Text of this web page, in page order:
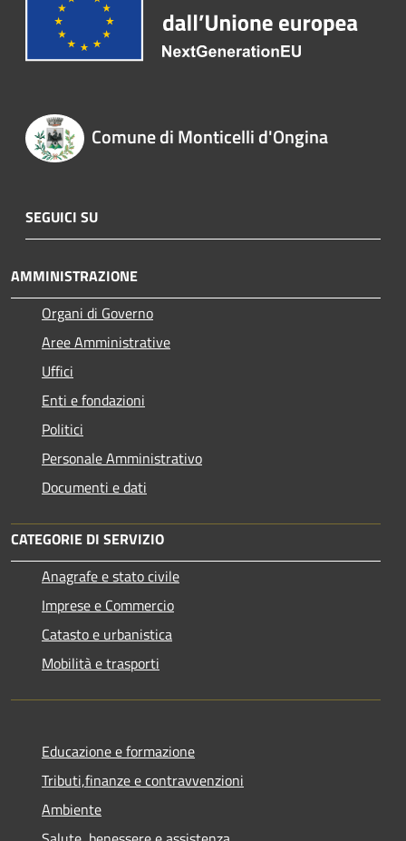
Comune di Monticelli d'Ongina
SEGUICI SU
AMMINISTRAZIONE
Organi di Governo
Aree Amministrative
Uffici
Enti e fondazioni
Politici
Personale Amministrativo
Documenti e dati
CATEGORIE DI SERVIZIO
Anagrafe e stato civile
Imprese e Commercio
Catasto e urbanistica
Mobilità e trasporti
Educazione e formazione
Tributi,finanze e contravvenzioni
Ambiente